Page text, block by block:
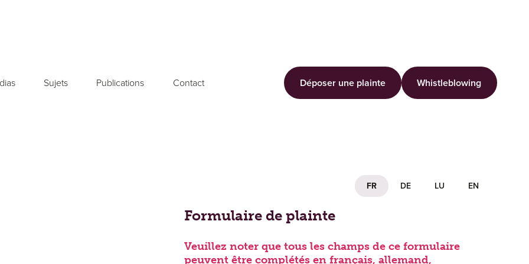
Sujets Publications Contact Déposer une plainte Whistleblowing
FR DE LU EN
Formulaire de plainte
Veuillez noter que tous les champs de ce formulaire
peuvent être complétés en français, allemand,
Votre message ou réclamation